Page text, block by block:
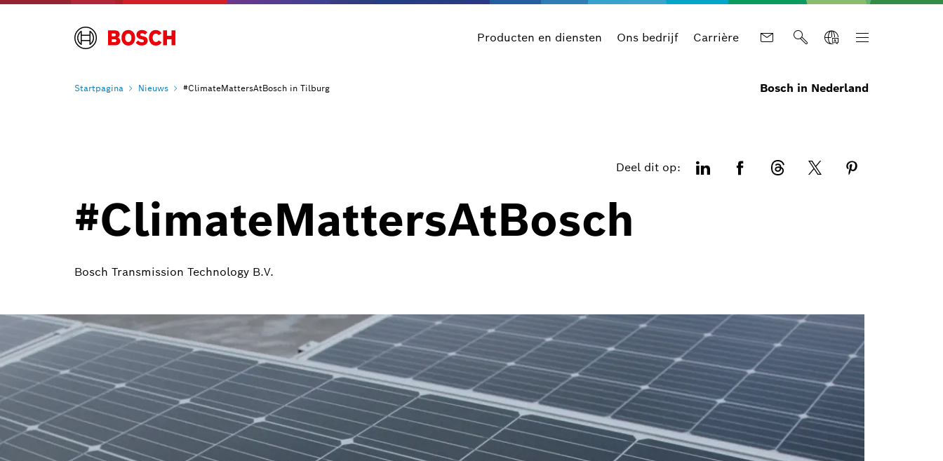
Producten en diensten Ons bedrijf Carrière
Startpagina Nieuws #ClimateMattersAtBosch in Tilburg Bosch in Nederland
Deel dit op:
#ClimateMattersAtBosch
Bosch Transmission Technology B.V.